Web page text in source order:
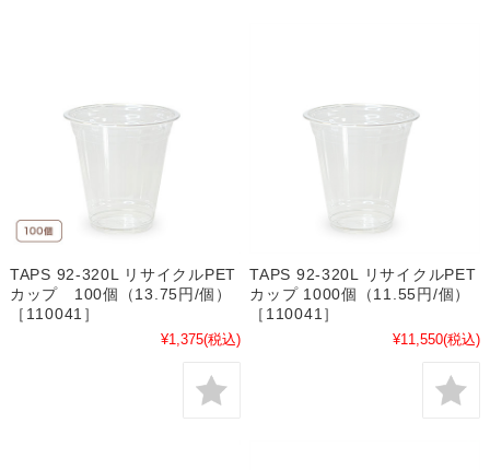
TAPS 92-320L リサイクルPET
カップ 100個（13.75円/個）
［110041］
¥1,375(税込)
TAPS 92-320L リサイクルPET
カップ 1000個（11.55円/個）
［110041］
¥11,550(税込)